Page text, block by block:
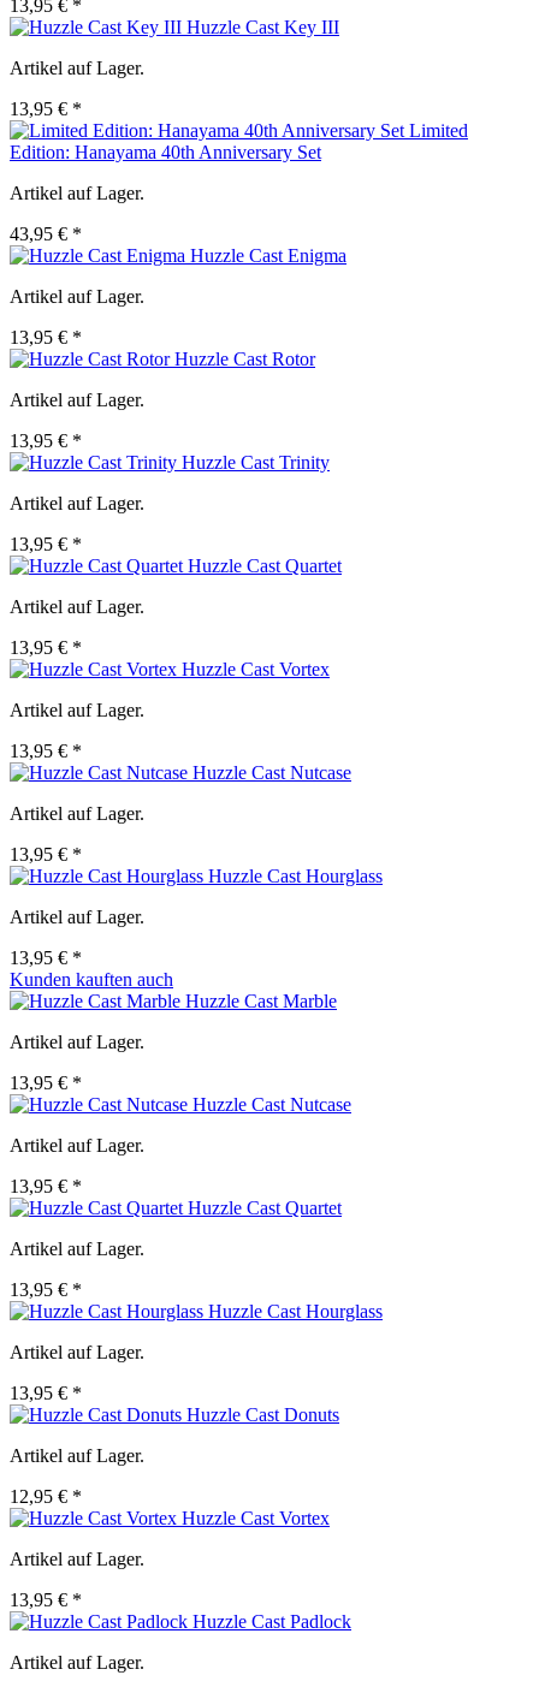
13,95 € *
Huzzle Cast Key III
Artikel auf Lager.
13,95 € *
Limited
Edition: Hanayama 40th Anniversary Set
Artikel auf Lager.
43,95 € *
Huzzle Cast Enigma
Artikel auf Lager.
13,95 € *
Huzzle Cast Rotor
Artikel auf Lager.
13,95 € *
Huzzle Cast Trinity
Artikel auf Lager.
13,95 € *
Huzzle Cast Quartet
Artikel auf Lager.
13,95 € *
Huzzle Cast Vortex
Artikel auf Lager.
13,95 € *
Huzzle Cast Nutcase
Artikel auf Lager.
13,95 € *
Huzzle Cast Hourglass
Artikel auf Lager.
13,95 € *
Kunden kauften auch
Huzzle Cast Marble
Artikel auf Lager.
13,95 € *
Huzzle Cast Nutcase
Artikel auf Lager.
13,95 € *
Huzzle Cast Quartet
Artikel auf Lager.
13,95 € *
Huzzle Cast Hourglass
Artikel auf Lager.
13,95 € *
Huzzle Cast Donuts
Artikel auf Lager.
12,95 € *
Huzzle Cast Vortex
Artikel auf Lager.
13,95 € *
Huzzle Cast Padlock
Artikel auf Lager.